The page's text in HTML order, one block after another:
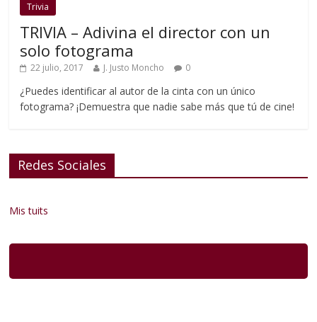
Trivia
TRIVIA – Adivina el director con un
solo fotograma
22 julio, 2017 J. Justo Moncho 0
¿Puedes identificar al autor de la cinta con un único
fotograma? ¡Demuestra que nadie sabe más que tú de cine!
Redes Sociales
Mis tuits